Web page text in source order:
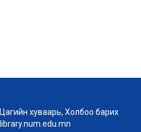
Цагийн хуваарь, Холбоо барих
library.num.edu.mn